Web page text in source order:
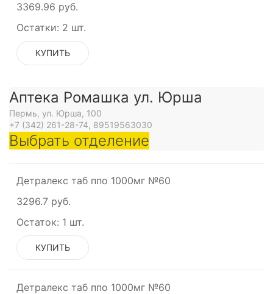
3369.96 руб.
Остатки: 2 шт.
КУПИТЬ
Аптека Ромашка ул. Юрша
Пермь, ул. Юрша, 100
+7 (342) 261-28-74, 89519563030
Выбрать отделение
Детралекс таб ппо 1000мг №60
3296.7 руб.
Остаток: 1 шт.
КУПИТЬ
Детралекс таб ппо 1000мг №60